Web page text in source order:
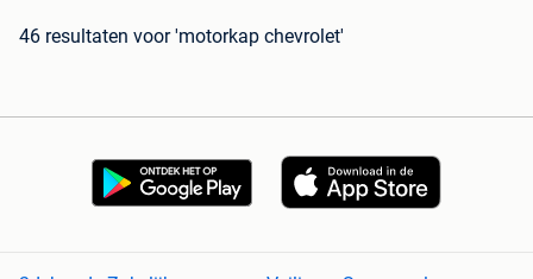
46 resultaten voor 'motorkap chevrolet'